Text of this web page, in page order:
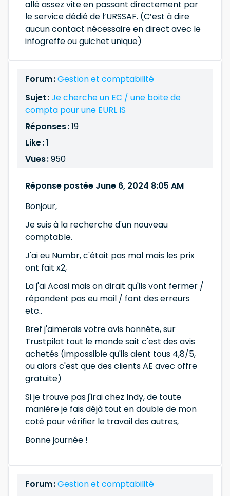
allé assez vite en passant directement par
le service dédié de l’URSSAF. (C’est à dire
aucun contact nécessaire en direct avec le
infogreffe ou guichet unique)
Forum :Gestion et comptabilité
Sujet :Je cherche un EC / une boite de
compta pour une EURL IS
Réponses :19
Like :1
Vues :950
Réponse postée June 6, 2024 8:05 AM
Bonjour,
Je suis à la recherche d'un nouveau
comptable.
J'ai eu Numbr, c'était pas mal mais les prix
ont fait x2,
La j'ai Acasi mais on dirait qu'ils vont fermer /
répondent pas eu mail / font des erreurs
etc..
Bref j'aimerais votre avis honnête, sur
Trustpilot tout le monde sait c'est des avis
achetés (impossible qu'ils aient tous 4,8/5,
ou alors c'est que des clients AE avec offre
gratuite)
Si je trouve pas j'irai chez Indy, de toute
manière je fais déjà tout en double de mon
coté pour vérifier le travail des autres,
Bonne journée !
Forum :Gestion et comptabilité